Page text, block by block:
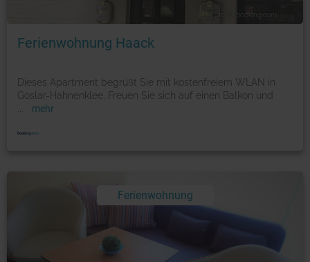
Foto: © booking.com
Ferienwohnung Haack
Dieses Apartment begrüßt Sie mit kostenfreiem WLAN in
Goslar-Hahnenklee. Freuen Sie sich auf einen Balkon und
mehr
Ferienwohnung